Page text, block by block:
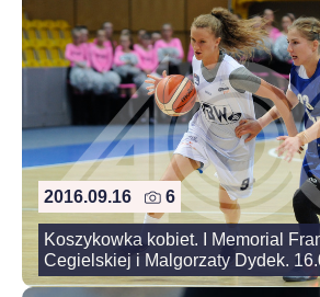
2016.09.16 6
Koszykowka kobiet. I Memorial
Cegielskiej i Malgorzaty Dydek.